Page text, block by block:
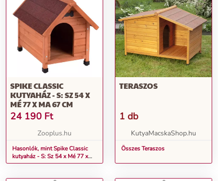
SPIKE CLASSIC
KUTYAHÁZ - S: SZ 54 X
MÉ 77 X MA 67 CM
24 190 Ft
Zooplus.hu
Hasonlók, mint Spike Classic
kutyaház - S: Sz 54 x Mé 77 x
Ma 67 cm
TERASZOS
1 db
KutyaMacskaShop.hu
Összes Teraszos